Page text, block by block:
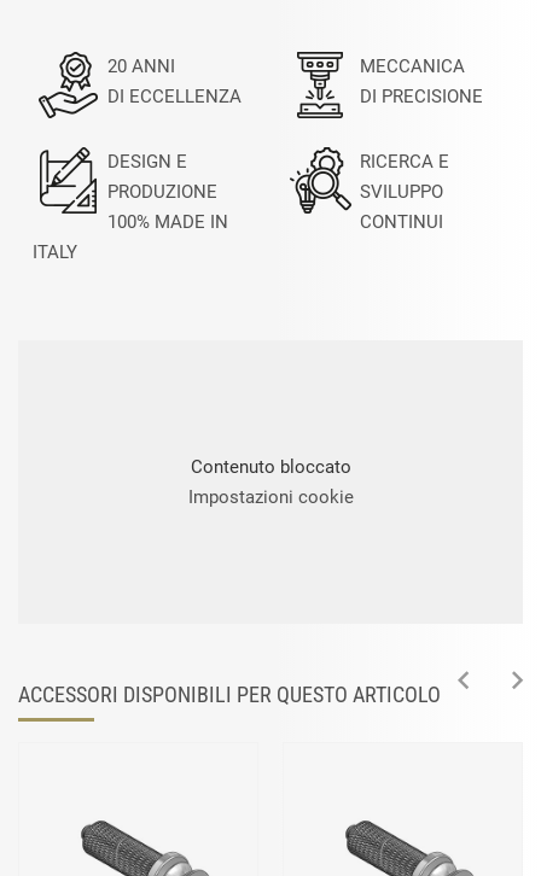
20 ANNI
DI ECCELLENZA
MECCANICA
DI PRECISIONE
DESIGN E
PRODUZIONE
100% MADE IN
ITALY
RICERCA E
SVILUPPO
CONTINUI
Contenuto bloccato
Impostazioni cookie
ACCESSORI DISPONIBILI PER QUESTO ARTICOLO